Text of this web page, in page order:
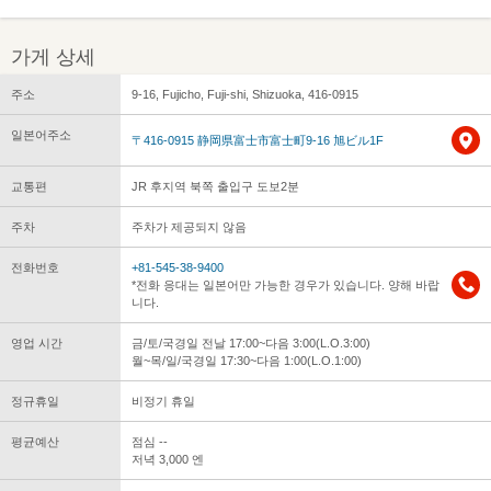
가게 상세
주소 9-16, Fujicho, Fuji-shi, Shizuoka, 416-0915
일본어주소 〒416-0915 静岡県富士市富士町9-16 旭ビル1F
교통편 JR 후지역 북쪽 출입구 도보2분
주차 주차가 제공되지 않음
전화번호
+81-545-38-9400
*전화 응대는 일본어만 가능한 경우가 있습니다. 양해 바랍
니다.
영업 시간
금/토/국경일 전날 17:00~다음 3:00(L.O.3:00)
월~목/일/국경일 17:30~다음 1:00(L.O.1:00)
정규휴일 비정기 휴일
평균예산
점심 --
저녁 3,000 엔